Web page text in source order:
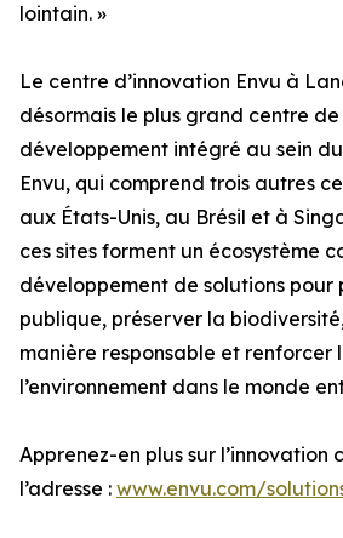
lointain. »
Le centre d’innovation Envu à
désormais le plus grand centre
développement intégré au sein
Envu, qui comprend trois autres
aux États-Unis, au Brésil et à
ces sites forment un écosystème
développement de solutions pour
publique, préserver la
manière responsable et renforcer
l’environnement dans le monde
Apprenez-en plus sur l’innovation
l’adresse : www.envu.com/